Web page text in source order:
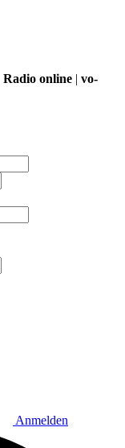
Radio online | vo-
Anmelden